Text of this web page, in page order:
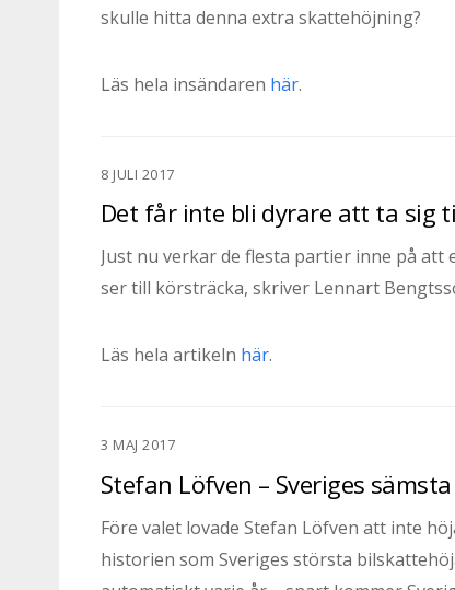
skulle hitta denna extra skattehöjning?
Läs hela insändaren här.
8 JULI 2017
Det får inte bli dyrare att ta sig
Just nu verkar de flesta partier inne på att
ser till körsträcka, skriver Lennart
Läs hela artikeln här.
3 MAJ 2017
Stefan Löfven – Sveriges
Före valet lovade Stefan Löfven att inte
historien som Sveriges största